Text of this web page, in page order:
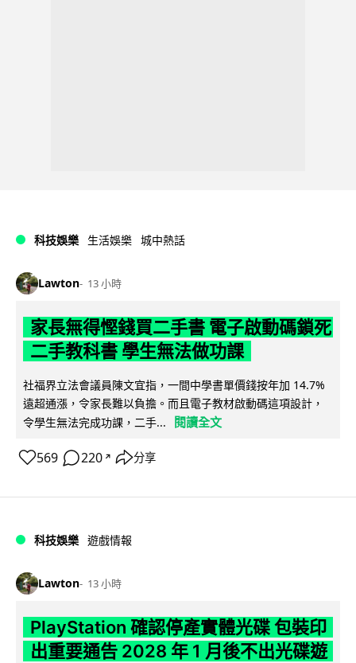
科技娛樂 生活娛樂 城中熱話
Lawton 13 小時
家長無得慳錢買二手書 電子啟動碼鎖死
二手教科書 學生無法做功課
社福界立法會議員陳文宜指，一間中學書單價錢按年加 14.7%
遠超通漲，令家長難以負擔。而且電子教材啟動碼這項設計，
令學生無法完成功課，二手...
閱讀全文
569 220 ↗ 分享
科技娛樂 遊戲情報
Lawton 13 小時
PlayStation 確認停產實體光碟 包裝印
出重要通告 2028 年 1 月後不出光碟遊